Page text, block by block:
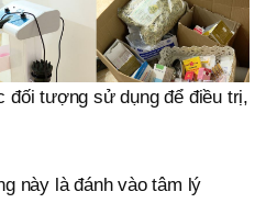
đối tượng sử dụng để điều trị,
này là đánh vào tâm lý